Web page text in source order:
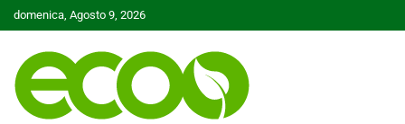
Skip
to
domenica, Agosto 9, 2026